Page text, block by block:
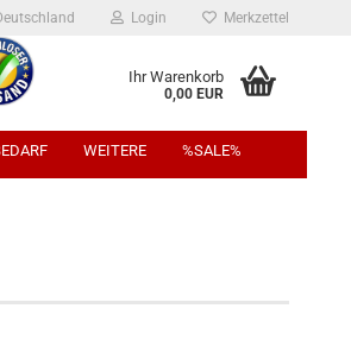
Login Merkzettel
Ihr Warenkorb
0,00 EUR
%SALE%
WEITERE